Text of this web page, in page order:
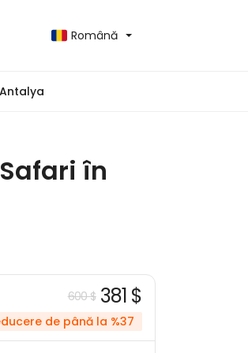
Română
Antalya
în
600 $ 381 $
de până la %37